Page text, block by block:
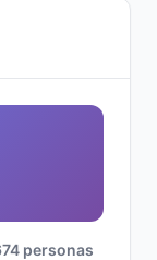
personas